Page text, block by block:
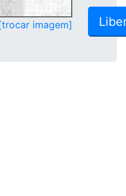
imagem]